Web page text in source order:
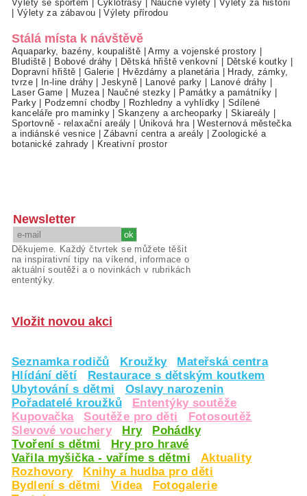
Výlety se sportem Cyklotrasy Naučné výlety
Výlety za historií
Výlety za zábavou |Výlety přírodou
Stálá místa k návštěvě
Aquaparky, bazény, koupaliště |Army a vojenské prostory
Bludiště
Bobové dráhy Dětská hřiště venkovní Dětské koutky
Dopravní hřiště
Galerie Hvězdárny a planetária|
Hrady, zámky,
tvrze| In-line dráhy |Jeskyně| Lanové parky Lanové dráhy
Laser Game
Muzea| Naučné stezky Památky a památníky
Parky| Podzemní chodby Rozhledny a vyhlídky
Sdílené
kanceláře pro maminky |Skanzeny a archeoparky Skiareály
Sportovně - relaxační areály
Úniková hra|Westernová městečka
a indiánské vesnice |Zábavní centra a areály |Zoologické a
botanické zahrady
Kreativní prostor
Newsletter
Děkujeme. Každý čtvrtek se můžete těšit
na inspirativní tipy na víkend, informace o
aktuální soutěži a o novinkách v rubrikách
ententýky.
Vložit novou akci
Seznamka rodičů Kroužky
Mateřská centra
Hlídání dětí
Restaurace s dětským koutkem
Ubytování s dětmi
Oslavy narozenin
Pořadatelé kroužků
Ententýky soutěže
Kupovačka
Soutěže pro děti
Fotosoutěž
Slevové vouchery
Hry
Pohádky
Tvoření s dětmi
Hry pro hravé
Vařila myšička - vaříme s dětmi
Aktuality
Rozhovory
Knihy a hudba pro děti
Bydlení s dětmi
Videa
Fotogalerie